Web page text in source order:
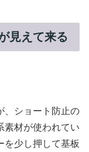
見えて来る
、ショート防止の
素材が使われてい
を少し押して基板